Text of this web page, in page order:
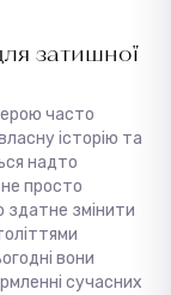
затишної
часто
історію та
надто
просто
змінити
вони
сучасних